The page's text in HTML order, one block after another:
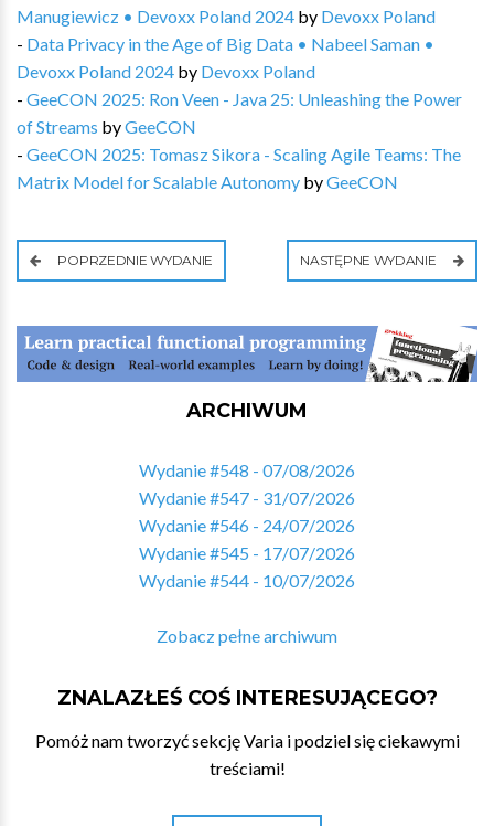
Manugiewicz • Devoxx Poland 2024 by Devoxx Poland
- Data Privacy in the Age of Big Data • Nabeel Saman •
Devoxx Poland 2024 by Devoxx Poland
- GeeCON 2025: Ron Veen - Java 25: Unleashing the Power
of Streams byGeeCON
- GeeCON 2025: Tomasz Sikora - Scaling Agile Teams: The
Matrix Model for Scalable Autonomy byGeeCON
POPRZEDNIE WYDANIE NASTĘPNE WYDANIE
ARCHIWUM
Wydanie #548 - 07/08/2026
Wydanie #547 - 31/07/2026
Wydanie #546 - 24/07/2026
Wydanie #545 - 17/07/2026
Wydanie #544 - 10/07/2026
Zobacz pełne archiwum
ZNALAZŁEŚ COŚ INTERESUJĄCEGO?
Pomóż nam tworzyć sekcję Varia i podziel się ciekawymi
treściami!